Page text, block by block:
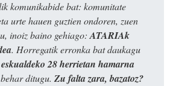
komunikabide bat: komunitate
urte hauen guztien ondoren, zuen
inoiz baino gehiago: ATARIAk
. Horregatik erronka bat daukagu
28 herrietan hamarna
behar ditugu. Zu falta zara, bazatoz?